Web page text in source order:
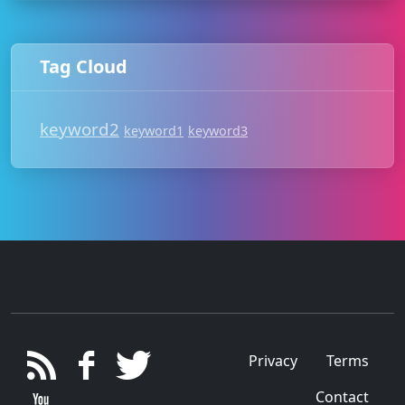
Tag Cloud
keyword2 keyword1 keyword3
Privacy
Terms
Contact